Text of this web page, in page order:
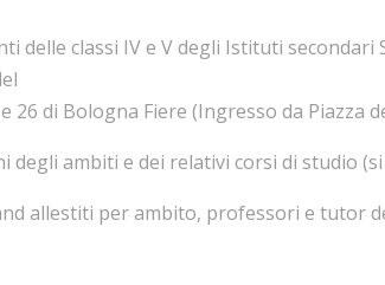
delle classi IV e V degli Istituti
26 di Bologna Fiere (Ingresso da Piazza
degli ambiti e dei relativi corsi di studio
allestiti per ambito, professori e tutor